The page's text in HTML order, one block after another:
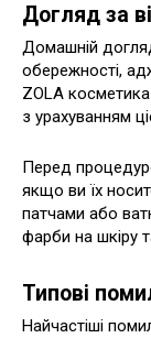
Догляд за
Домашній
обережності,
ZOLA
з урахуванням
Перед
якщо ви їх
патчами або
фарби на шкіру
Типові
Найчастіші